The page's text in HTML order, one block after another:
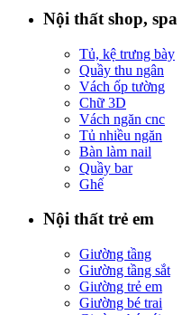
Nội thất shop, spa
Tủ, kệ trưng bày
Quầy thu ngân
Vách ốp tường
Chữ 3D
Vách ngăn cnc
Tủ nhiều ngăn
Bàn làm nail
Quầy bar
Ghế
Nội thất trẻ em
Giường tầng
Giường tầng sắt
Giường trẻ em
Giường bé trai